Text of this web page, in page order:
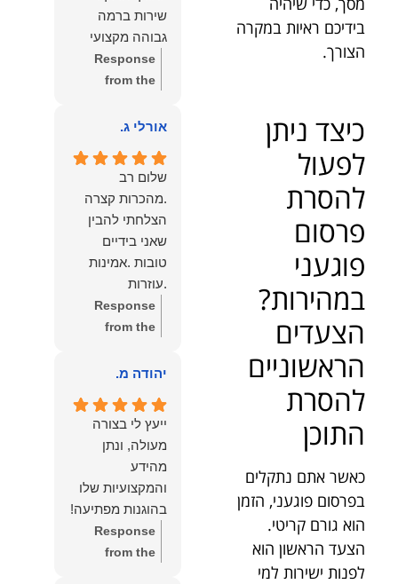
בידיכם ראיות במקרה
הצורך.
כיצד ניתן
לפעול
להסרת
פרסום
פוגעני
במהירות?
הצעדים
הראשוניים
להסרת
התוכן
כאשר אתם נתקלים
בפרסום פוגעני, הזמן
הוא גורם קריטי.
הצעד הראשון הוא
לפנות ישירות למי
והאכפתיות שלו
בלטו מהרגע
הראשון. הרגשתי
שיש לי על מי
לסמוך, ואני
הלב לכל מי
שמחפש עורך דין
מקצועי, אמין
ומסור.
ונוטריון
שירות ברמה
גבוהה מקצועי
ואמין.
Response
from the
הוא שלנו.
אורלי ג.
שלום רב
.מהכרות קצרה
הצלחתי להבין
שאני בידיים
טובות .אמינות
.עוזרות
.ומקשיבות .אין לי
מילים להודות
העוצמות
.והצגת אמת
.תודה לכם תמיד
תשאירו לי אור
בעניים .
Response
from the
רבה על המילים
והחמות! כיף
גדול לשמוע
שהרגשת בידיים
טובות. בשביל
הצוות שלנו זה
שווה את הכל.
נשמח תמיד
לעמוד לרשותך!
יהודה מ.
ייעץ לי בצורה
מעולה, ונתן
מהידע
והמקצועיות שלו
בהוגנות מפתיעה!
Response
from the